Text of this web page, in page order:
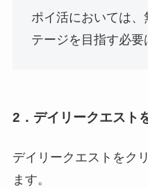
ポイ活においては
テージを目指す必要
2．デイリークエスト
デイリークエストをク
ます。